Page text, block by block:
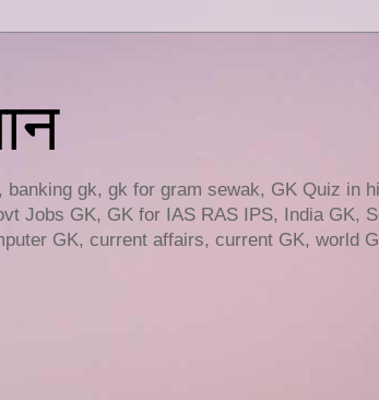
gk, gk for gram sewak, GK Quiz in
Jobs GK, GK for IAS RAS IPS, India GK,
GK, current affairs, current GK, world